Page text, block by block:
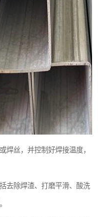
焊丝，并控制好焊接温度，
去除焊渣、打磨平滑、酸洗